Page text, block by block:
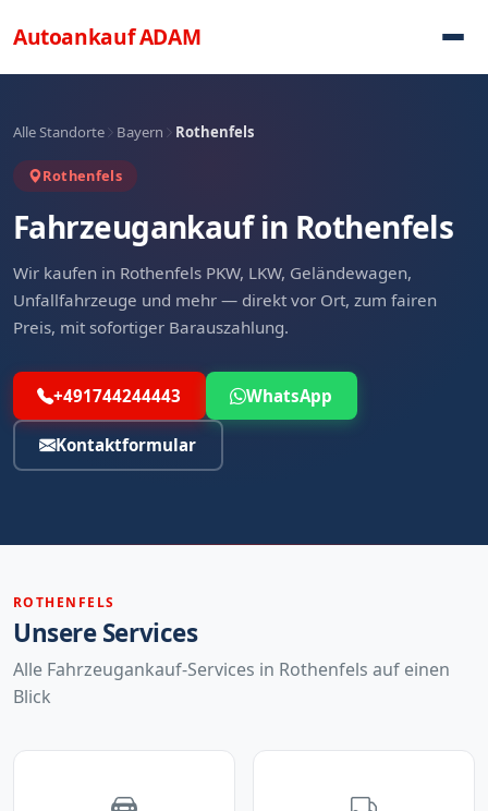
AutoankaufADAM
Alle Standorte Bayern Rothenfels
Rothenfels
Fahrzeugankauf in Rothenfels
Wir kaufen in Rothenfels PKW, LKW, Geländewagen,
Unfallfahrzeuge und mehr — direkt vor Ort, zum fairen
Preis, mit sofortiger Barauszahlung.
+491744244443 WhatsApp
Kontaktformular
ROTHENFELS
Unsere Services
Alle Fahrzeugankauf-Services in Rothenfels auf einen
Blick